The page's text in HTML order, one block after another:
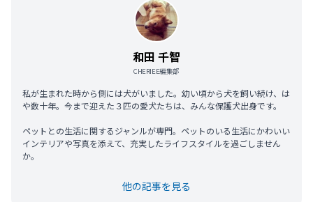
和田 千智
CHERIEE編集部
私が生まれた時から側には犬がいました。幼い頃から犬を飼い続け、は
や数十年。今まで迎えた３匹の愛犬たちは、みんな保護犬出身です。
ペットとの生活に関するジャンルが専門。ペットのいる生活にかわいい
インテリアや写真を添えて、充実したライフスタイルを過ごしません
か。
他の記事を見る